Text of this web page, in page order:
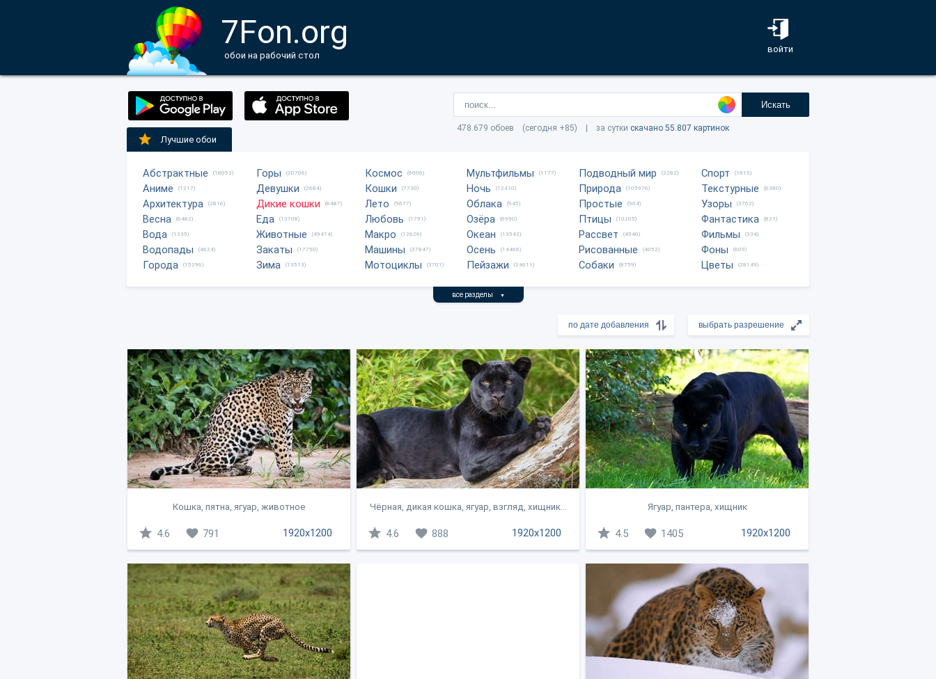
7Fon.org
обои на рабочий стол
войти
Искать
478.679 обоев (сегодня +85) | за сутки скачано 55.807 картинок
Лучшие обои
Абстрактные (18053)
Аниме (1217)
Архитектура (2816)
Весна (6482)
Вода (1335)
Водопады (4624)
Города (15296)
Горы (20706)
Девушки (2684)
Дикие кошки (6487)
Еда (13708)
Животные (49474)
Закаты (17750)
Зима (13513)
Космос (6006)
Кошки (7730)
Лето (9677)
Любовь (1791)
Макро (12626)
Машины (37847)
Мотоциклы (3701)
Мультфильмы (1177)
Ночь (12410)
Облака (945)
Озёра (6990)
Океан (13542)
Осень (14466)
Пейзажи (24611)
Подводный мир (2282)
Природа (105976)
Простые (904)
Птицы (10205)
Рассвет (4540)
Рисованные (4052)
Собаки (8759)
Спорт (1815)
Текстурные (6380)
Узоры (3762)
Фантастика (821)
Фильмы (334)
Фоны (609)
Цветы (28149)
все разделы ▼
Кошка, пятна, ягуар, животное
1920x1200
4.6 791
Чёрная, дикая кошка, ягуар, взгляд, хищник...
1920x1200
4.6 888
Ягуар, пантера, хищник
1920x1200
4.5 1405